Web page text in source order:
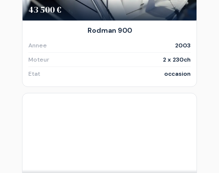
43 500 €
Rodman 900
Annee
2003
Moteur
2 x 230ch
Etat
occasion